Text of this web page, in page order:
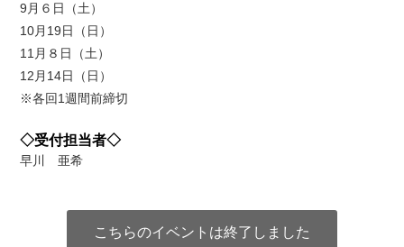
9月６日（土）
10月19日（日）
11月８日（土）
12月14日（日）
※各回1週間前締切
◇受付担当者◇
早川 亜希
こちらのイベントは終了しました